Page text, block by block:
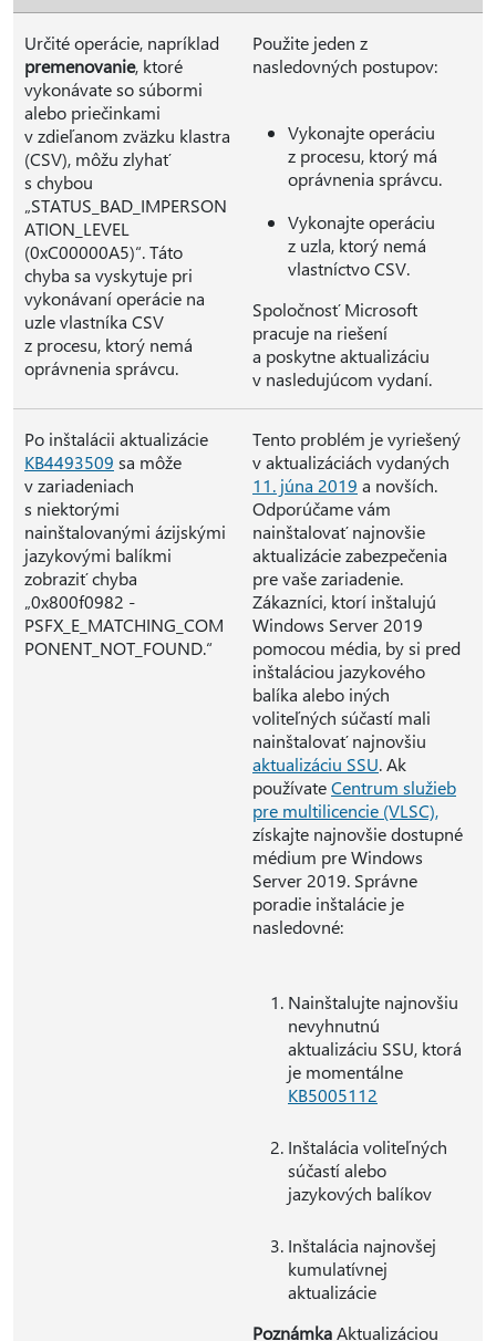
Určité operácie, napríklad
premenovanie, ktoré
vykonávate so súbormi
alebo priečinkami
v zdieľanom zväzku klastra
(CSV), môžu zlyhať
s chybou
„STATUS_BAD_IMPERSON
ATION_LEVEL
(0xC00000A5)“. Táto
chyba sa vyskytuje pri
vykonávaní operácie na
uzle vlastníka CSV
z procesu, ktorý nemá
oprávnenia správcu.
Použite jeden z
nasledovných postupov:
Vykonajte operáciu
z procesu, ktorý má
oprávnenia správcu.
Vykonajte operáciu
z uzla, ktorý nemá
vlastníctvo CSV.
Spoločnosť Microsoft
pracuje na riešení
a poskytne aktualizáciu
v nasledujúcom vydaní.
Po inštalácii aktualizácie
KB4493509 sa môže
v zariadeniach
s niektorými
nainštalovanými ázijskými
jazykovými balíkmi
zobraziť chyba
„0x800f0982 -
PSFX_E_MATCHING_COM
PONENT_NOT_FOUND.“
Tento problém je vyriešený
v aktualizáciách vydaných
11. júna 2019 a novších.
Odporúčame vám
nainštalovať najnovšie
aktualizácie zabezpečenia
pre vaše zariadenie.
Zákazníci, ktorí inštalujú
Windows Server 2019
pomocou média, by si pred
inštaláciou jazykového
balíka alebo iných
voliteľných súčastí mali
nainštalovať najnovšiu
aktualizáciu SSU. Ak
používateCentrum služieb
pre multilicencie (VLSC),
získajte najnovšie dostupné
médium pre Windows
Server 2019. Správne
poradie inštalácie je
nasledovné:
Nainštalujte najnovšiu
nevyhnutnú
aktualizáciu SSU, ktorá
je momentálne
KB5005112
Inštalácia voliteľných
súčastí alebo
jazykových balíkov
Inštalácia najnovšej
kumulatívnej
aktualizácie
PoznámkaAktualizáciou